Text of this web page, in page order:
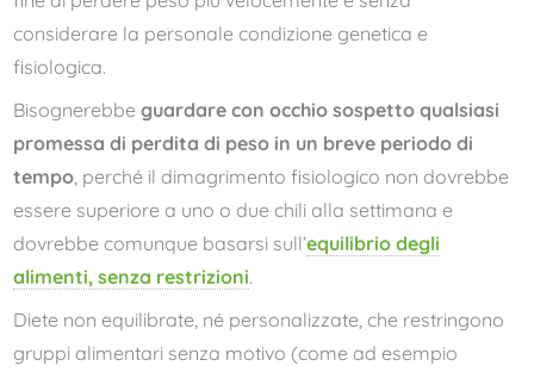
considerare la personale condizione genetica e
fisiologica.
Bisognerebbeguardare con occhio sospetto qualsiasi
promessa di perdita di peso in un breve periodo di
tempo , perché il dimagrimento fisiologico non dovrebbe
essere superiore a uno o due chili alla settimana e
dovrebbe comunque basarsi sull’equilibrio degli
alimenti, senza restrizioni.
Diete non equilibrate, né personalizzate, che restringono
gruppi alimentari senza motivo (come ad esempio